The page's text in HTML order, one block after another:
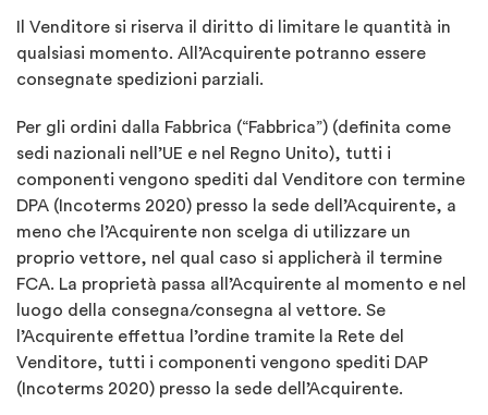
Il Venditore si riserva il diritto di limitare le quantità in
qualsiasi momento. All’Acquirente potranno essere
consegnate spedizioni parziali.
Per gli ordini dalla Fabbrica (“Fabbrica”) (definita come
sedi nazionali nell’UE e nel Regno Unito), tutti i
componenti vengono spediti dal Venditore con termine
DPA (Incoterms 2020) presso la sede dell’Acquirente, a
meno che l’Acquirente non scelga di utilizzare un
proprio vettore, nel qual caso si applicherà il termine
FCA. La proprietà passa all’Acquirente al momento e nel
luogo della consegna/consegna al vettore. Se
l’Acquirente effettua l’ordine tramite la Rete del
Venditore, tutti i componenti vengono spediti DAP
(Incoterms 2020) presso la sede dell’Acquirente.